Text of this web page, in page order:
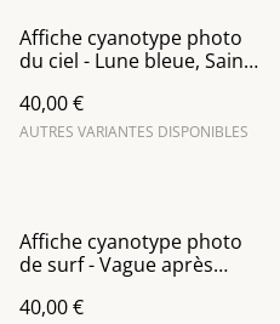
Affiche cyanotype photo
du ciel - Lune bleue, Saint-
40,00 €
AUTRES VARIANTES DISPONIBLES
Affiche cyanotype photo
de surf - Vague après
40,00 €